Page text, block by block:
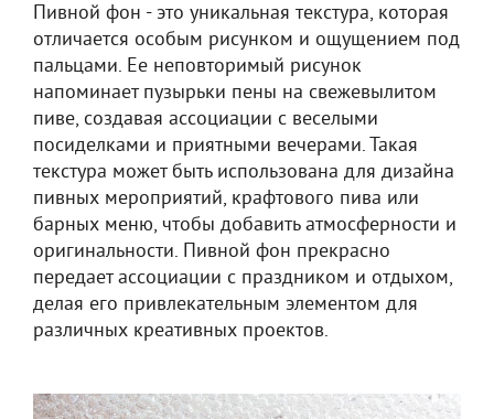
Пивной фон - это уникальная текстура, которая
отличается особым рисунком и ощущением под
пальцами. Ее неповторимый рисунок
напоминает пузырьки пены на свежевылитом
пиве, создавая ассоциации с веселыми
посиделками и приятными вечерами. Такая
текстура может быть использована для дизайна
пивных мероприятий, крафтового пива или
барных меню, чтобы добавить атмосферности и
оригинальности. Пивной фон прекрасно
передает ассоциации с праздником и отдыхом,
делая его привлекательным элементом для
различных креативных проектов.